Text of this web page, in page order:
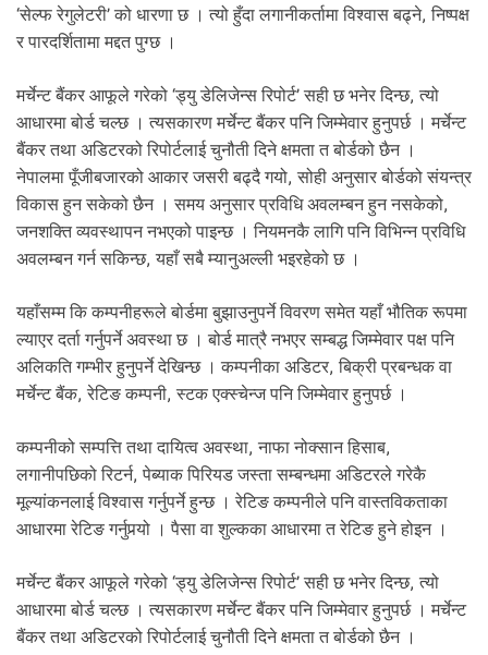
‘सेल्फ रेगुलेटरी’ को धारणा छ । त्यो हुँदा लगानीकर्तामा विश्वास बढ्ने, निष्पक्ष
र पारदर्शितामा मद्दत पुग्छ ।
मर्चेन्ट बैंकर आफूले गरेको ‘ड्यु डेलिजेन्स रिपोर्ट’ सही छ भनेर दिन्छ, त्यो
आधारमा बोर्ड चल्छ । त्यसकारण मर्चेन्ट बैंकर पनि जिम्मेवार हुनुपर्छ । मर्चेन्ट
बैंकर तथा अडिटरको रिपोर्टलाई चुनौती दिने क्षमता त बोर्डको छैन ।
नेपालमा पूँजीबजारको आकार जसरी बढ्दै गयो, सोही अनुसार बोर्डको संयन्त्र
विकास हुन सकेको छैन । समय अनुसार प्रविधि अवलम्बन हुन नसकेको,
जनशक्ति व्यवस्थापन नभएको पाइन्छ । नियमनकै लागि पनि विभिन्न प्रविधि
अवलम्बन गर्न सकिन्छ, यहाँ सबै म्यानुअल्ली भइरहेको छ ।
यहाँसम्म कि कम्पनीहरूले बोर्डमा बुझाउनुपर्ने विवरण समेत यहाँ भौतिक रूपमा
ल्याएर दर्ता गर्नुपर्ने अवस्था छ । बोर्ड मात्रै नभएर सम्बद्ध जिम्मेवार पक्ष पनि
अलिकति गम्भीर हुनुपर्ने देखिन्छ । कम्पनीका अडिटर, बिक्री प्रबन्धक वा
मर्चेन्ट बैंक, रेटिङ कम्पनी, स्टक एक्स्चेन्ज पनि जिम्मेवार हुनुपर्छ ।
कम्पनीको सम्पत्ति तथा दायित्व अवस्था, नाफा नोक्सान हिसाब,
लगानीपछिको रिटर्न, पेब्याक पिरियड जस्ता सम्बन्धमा अडिटरले गरेकै
मूल्यांकनलाई विश्वास गर्नुपर्ने हुन्छ । रेटिङ कम्पनीले पनि वास्तविकताका
आधारमा रेटिङ गर्नुपर्‍यो । पैसा वा शुल्कका आधारमा त रेटिङ हुने होइन ।
मर्चेन्ट बैंकर आफूले गरेको ‘ड्यु डेलिजेन्स रिपोर्ट’ सही छ भनेर दिन्छ, त्यो
आधारमा बोर्ड चल्छ । त्यसकारण मर्चेन्ट बैंकर पनि जिम्मेवार हुनुपर्छ । मर्चेन्ट
बैंकर तथा अडिटरको रिपोर्टलाई चुनौती दिने क्षमता त बोर्डको छैन ।